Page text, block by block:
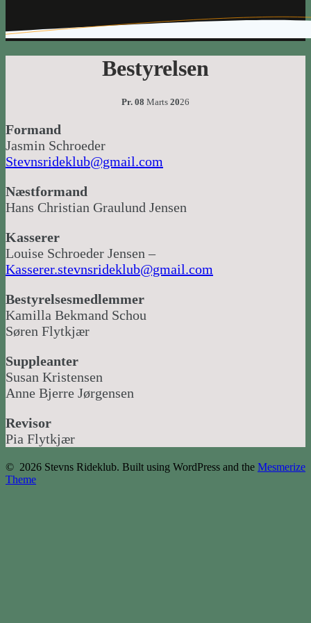
Bestyrelsen
Pr. 08 Marts 2026
Formand
Jasmin Schroeder
Stevnsrideklub@gmail.com
Næstformand
Hans Christian Graulund Jensen
Kasserer
Louise Schroeder Jensen –
Kasserer.stevnsrideklub@gmail.com
Bestyrelsesmedlemmer
Kamilla Bekmand Schou
Søren Flytkjær
Suppleanter
Susan Kristensen
Anne Bjerre Jørgensen
Revisor
Pia Flytkjær
© 2026 Stevns Rideklub. Built using WordPress and the Mesmerize
Theme